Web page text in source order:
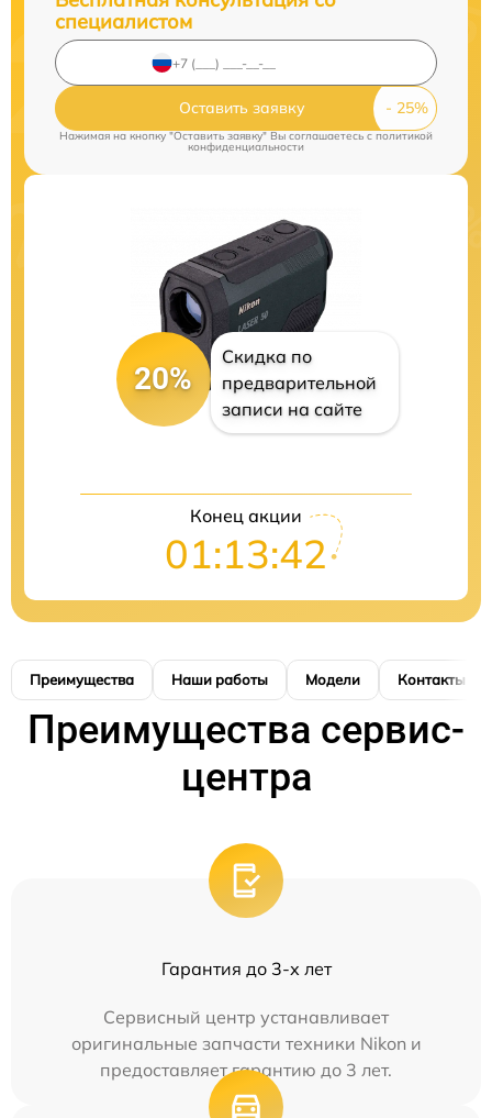
специалистом
Оставить заявку
Нажимая на кнопку "Оставить заявку" Вы соглашаетесь cполитикой
конфиденциальности
20%
Скидка по
предварительной
записи на сайте
Конец акции
01:13:42
Преимущества Наши работы Модели Контакты
Преимущества сервис-
центра
Гарантия до 3-х лет
Сервисный центр устанавливает
оригинальные запчасти техники Nikon и
предоставляет гарантию до 3 лет.